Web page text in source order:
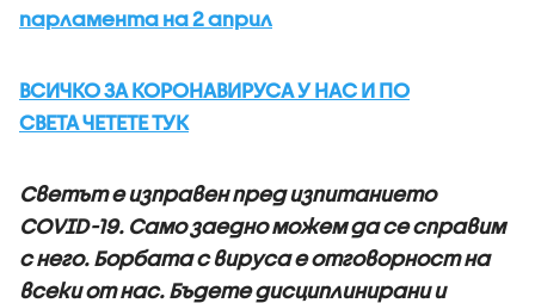
парламента на 2 април
ВСИЧКО ЗА КОРОНАВИРУСА У НАС И ПО
СВЕТА ЧЕТЕТЕ ТУК
Светът е изправен пред изпитанието
COVID-19. Само заедно можем да се справим
с него. Борбата с вируса е отговорност на
всеки от нас. Бъдете дисциплинирани и